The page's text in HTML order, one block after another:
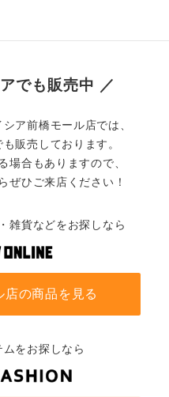
でも販売中 ／
ア前橋モール店では、
販売しております。
場合もありますので、
ぜひご来店ください！
雑貨などをお探しなら
の商品を見る
をお探しなら